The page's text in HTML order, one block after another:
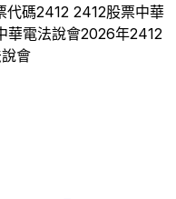
代碼2412 2412股票中華
華電法說會2026年2412
會